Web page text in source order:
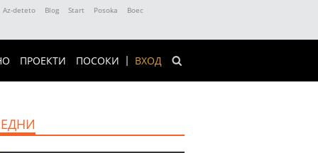
Az-deteto Blog Start Posoka
Boec
ВХОД
ПРОЕКТИ ПОСОКИ